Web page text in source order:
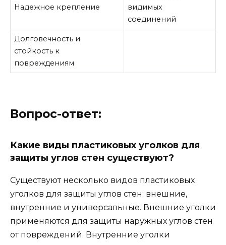
Надежное крепление
видимых
соединений
Долговечность и
стойкость к
повреждениям
Вопрос-ответ:
Какие виды пластиковых уголков для
защиты углов стен существуют?
Существуют несколько видов пластиковых
уголков для защиты углов стен: внешние,
внутренние и универсальные. Внешние уголки
применяются для защиты наружных углов стен
от повреждений. Внутренние уголки